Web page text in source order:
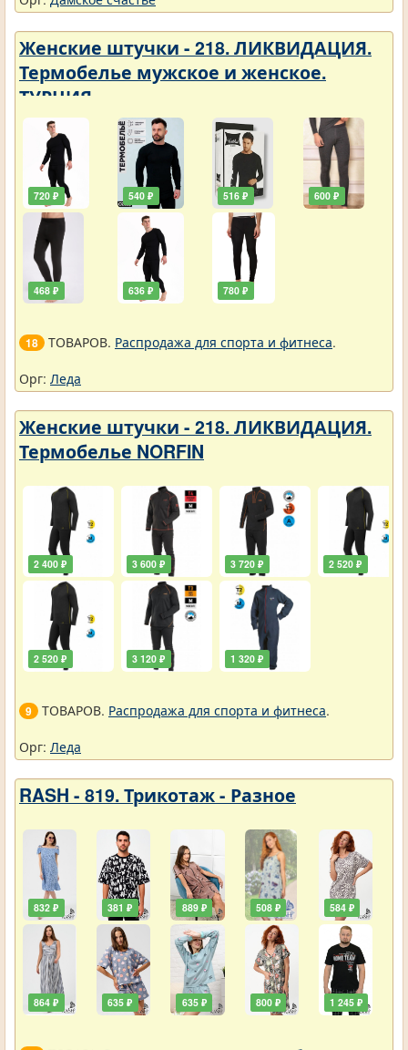
Женские штучки - 218. ЛИКВИДАЦИЯ.
Термобелье мужское и женское.
ТУРЦИЯ
720 ₽
468 ₽
540 ₽
636 ₽
516 ₽
780 ₽
600 ₽
18 ТОВАРОВ. Распродажа для спорта и фитнеса.
Орг: Леда
Женские штучки - 218. ЛИКВИДАЦИЯ.
Термобелье NORFIN
2 400 ₽
2 520 ₽
3 600 ₽
3 120 ₽
3 720 ₽
1 320 ₽
2 520 ₽
9 ТОВАРОВ. Распродажа для спорта и фитнеса.
Орг: Леда
RASH - 819. Трикотаж - Разное
832 ₽
864 ₽
381 ₽
635 ₽
889 ₽
635 ₽
508 ₽
800 ₽
584 ₽
1 245 ₽